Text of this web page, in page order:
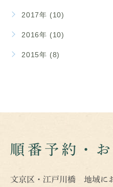
2017年 (10)
2016年 (10)
2015年 (8)
順番予約・
文京区・江戸川橋 地域に